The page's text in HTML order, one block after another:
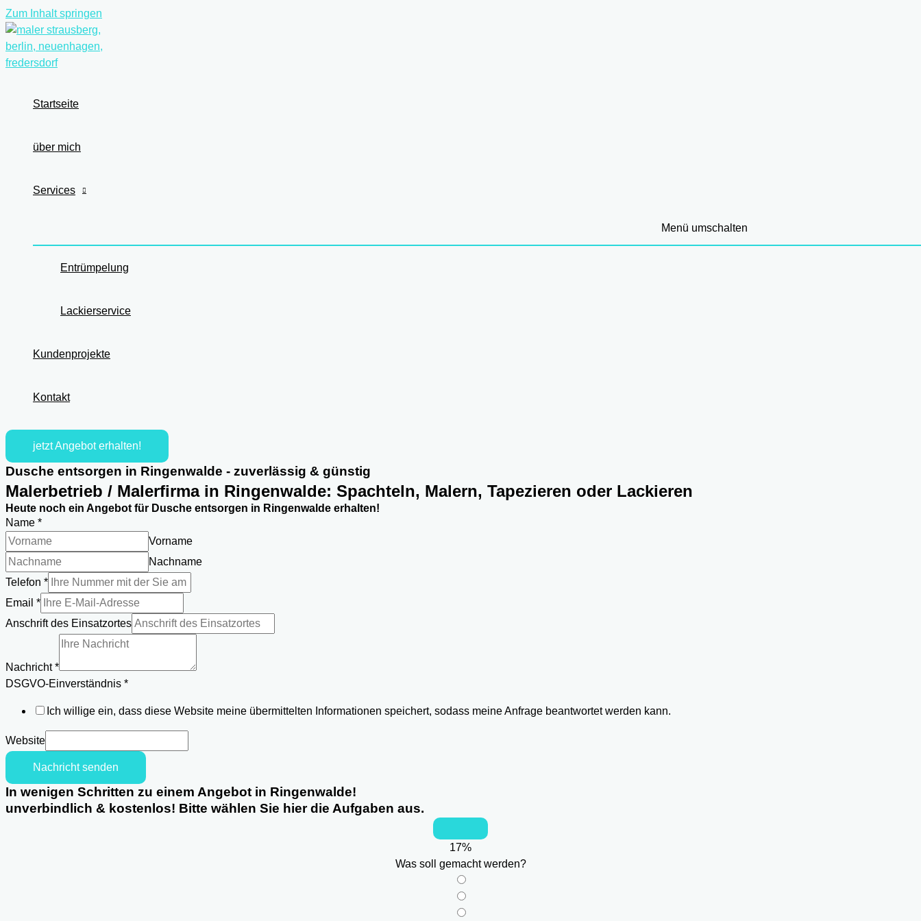
Zum Inhalt springen
Startseite
über mich
Services
Menü umschalten
Entrümpelung
Lackierservice
Kundenprojekte
Kontakt
jetzt Angebot erhalten!
Dusche entsorgen in Ringenwalde - zuverlässig & günstig
Malerbetrieb / Malerfirma in Ringenwalde: Spachteln, Malern, Tapezieren oder Lackieren
Heute noch ein Angebot für Dusche entsorgen in Ringenwalde erhalten!
Name *
Vorname
Nachname
Telefon *
Telefon
Anschrift
Email *
Anschrift des Einsatzortes
Nachricht*
DSGVO-Einverständnis *
Ich willige ein, dass diese Website meine übermittelten Informationen speichert, sodass meine Anfrage beantwortet werden kann.
Website
Nachricht senden
In wenigen Schritten zu einem Angebot in Ringenwalde!
unverbindlich & kostenlos! Bitte wählen Sie hier die Aufgaben aus.
17%
Was soll gemacht werden?